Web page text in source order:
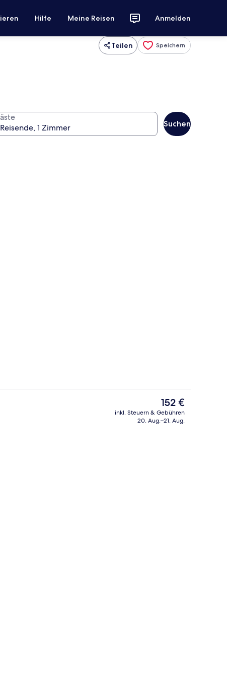
Hilfe Meine Reisen Anmelden
Teilen Speichern
Suchen
1 Doppelbett | Zimmersafe, Schreibtisch, schallisolierte Zimmer,
Außenbereich
Der
aktuelle
Preis
152 €
inkl. Steuern & Gebühren
20. Aug.–21. Aug.